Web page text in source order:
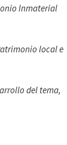
Inmaterial
local e
del tema,